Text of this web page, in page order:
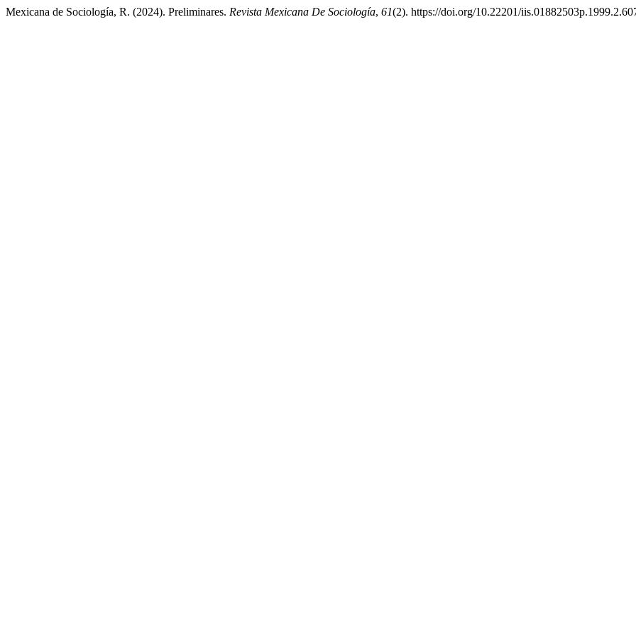
Mexicana de Sociología, R. (2024). Preliminares. Revista Mexicana De Sociología, 61(2). https://doi.org/10.22201/